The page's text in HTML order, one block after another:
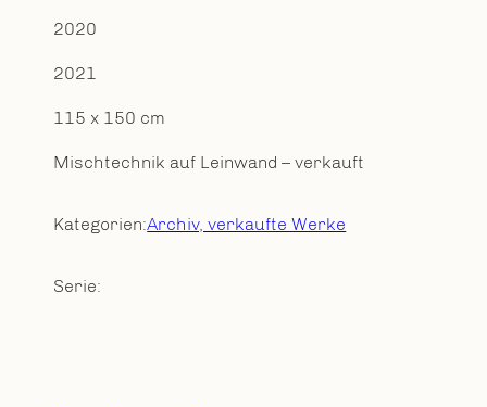
2020
2021
115 x 150 cm
Mischtechnik auf Leinwand – verkauft
Kategorien:Archiv, verkaufte Werke
Serie: